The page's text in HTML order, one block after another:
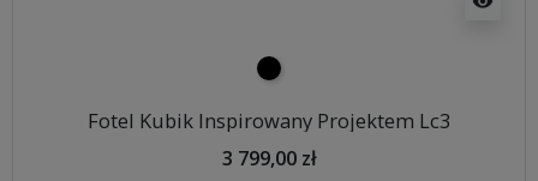
czarny
Fotel Kubik Inspirowany Projektem Lc3
3 799,00 zł